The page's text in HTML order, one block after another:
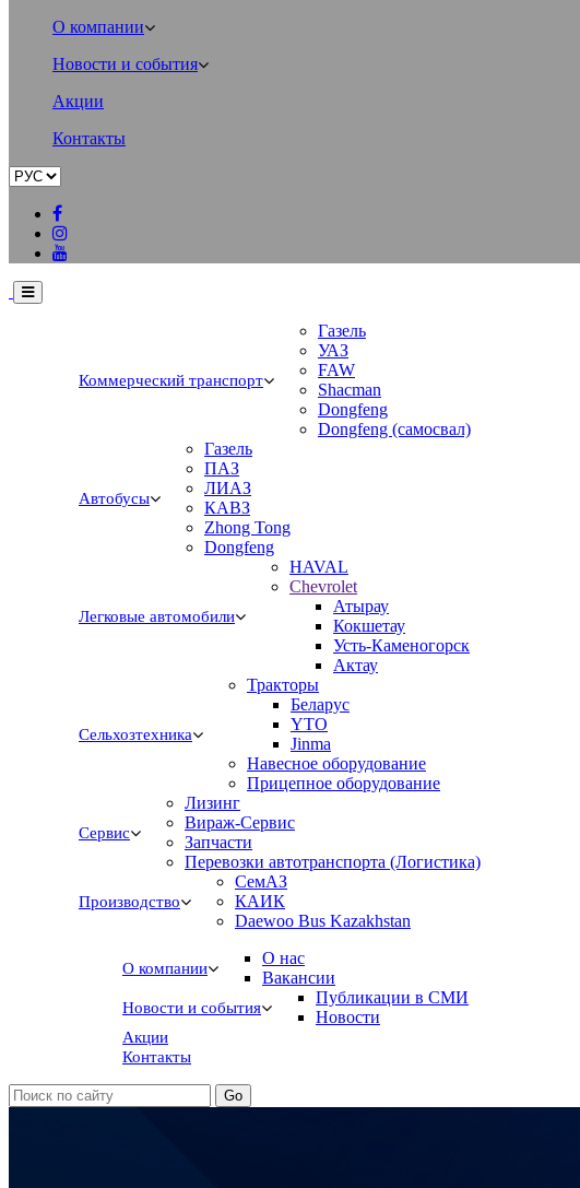
О компании
Новости и события
Акции
Контакты
Коммерческий транспорт
Газель
УАЗ
FAW
Shacman
Dongfeng
Dongfeng (самосвал)
Автобусы
Газель
ПАЗ
ЛИАЗ
КАВЗ
Zhong Tong
Dongfeng
Легковые автомобили
HAVAL
Chevrolet
Атырау
Кокшетау
Усть-Каменогорск
Актау
Сельхозтехника
Тракторы
Беларус
YTO
Jinma
Навесное оборудование
Прицепное оборудование
Сервис
Лизинг
Вираж-Сервис
Запчасти
Перевозки автотранспорта (Логистика)
Производство
СемАЗ
КАИК
Daewoo Bus Kazakhstan
О компании
О нас
Вакансии
Новости и события
Публикации в СМИ
Новости
Акции
Контакты